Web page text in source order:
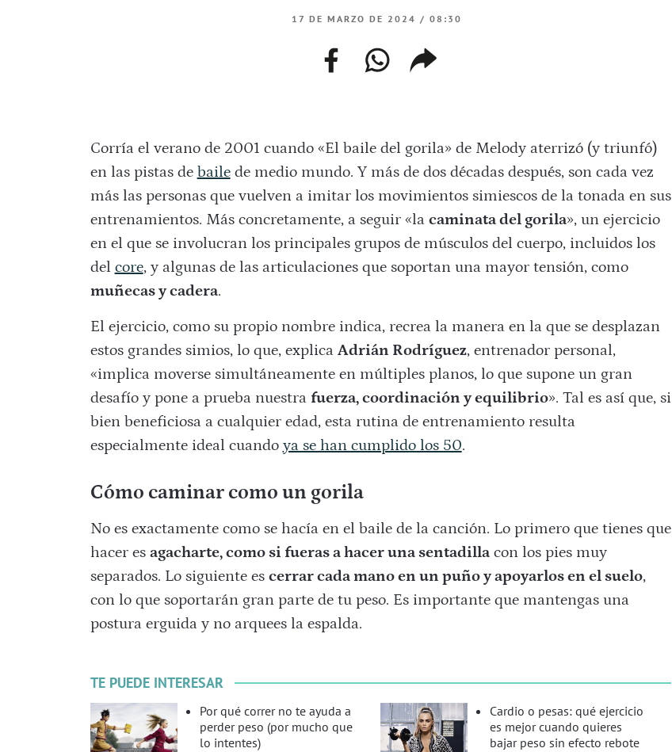
17 DE MARZO DE 2024 / 08:30
facebookwhatsapp
web
copiar
enlace
Corría el verano de 2001 cuando «El baile del gorila» de Melody aterrizó (y triunfó)
en las pistas de bailede medio mundo. Y más de dos décadas después, son cada vez
más las personas que vuelven a imitar los movimientos simiescos de la tonada en sus
entrenamientos. Más concretamente, a seguir «la caminata del gorila», un ejercicio
en el que se involucran los principales grupos de músculos del cuerpo, incluidos los
del core, y algunas de las articulaciones que soportan una mayor tensión, como
muñecas y cadera.
El ejercicio, como su propio nombre indica, recrea la manera en la que se desplazan
estos grandes simios, lo que, explica Adrián Rodríguez, entrenador personal,
«implica moverse simultáneamente en múltiples planos, lo que supone un gran
desafío y pone a prueba nuestra fuerza, coordinación y equilibrio». Tal es así que, si
bien beneficiosa a cualquier edad, esta rutina de entrenamiento resulta
especialmente ideal cuando ya se han cumplido los 50.
Cómo caminar como un gorila
No es exactamente como se hacía en el baile de la canción. Lo primero que tienes que
hacer es agacharte, como si fueras a hacer una sentadillacon los pies muy
separados. Lo siguiente es cerrar cada mano en un puño y apoyarlos en el suelo,
con lo que soportarán gran parte de tu peso. Es importante que mantengas una
postura erguida y no arquees la espalda.
TE PUEDE INTERESAR
Por qué correr no te ayuda a
perder peso (por mucho que
lo intentes)
Cardio o pesas: qué ejercicio
es mejor cuando quieres
bajar peso sin efecto rebote